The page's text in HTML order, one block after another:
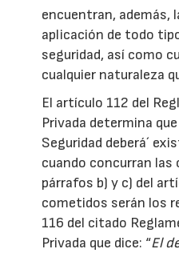
encuentran, además,
aplicación de todo
seguridad, así como
cualquier naturaleza
El artículo 112 del
Privada determina
Seguridad deberá´
cuando concurran
párrafos b) y c) del
cometidos serán los
116 del citado
Privada que dice: “El